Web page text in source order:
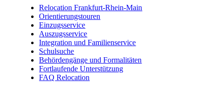
Relocation Frankfurt-Rhein-Main
Orientierungstouren
Einzugsservice
Auszugsservice
Integration und Familienservice
Schulsuche
Behördengänge und Formalitäten
Fortlaufende Unterstützung
FAQ Relocation